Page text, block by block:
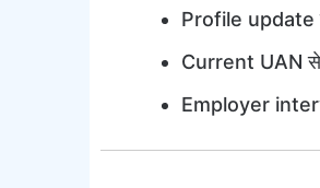
Profile update
Current UAN
Employer